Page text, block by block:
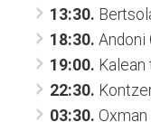
13:30.
18:30. Andoni
19:00. Kalean
22:30.
03:30.